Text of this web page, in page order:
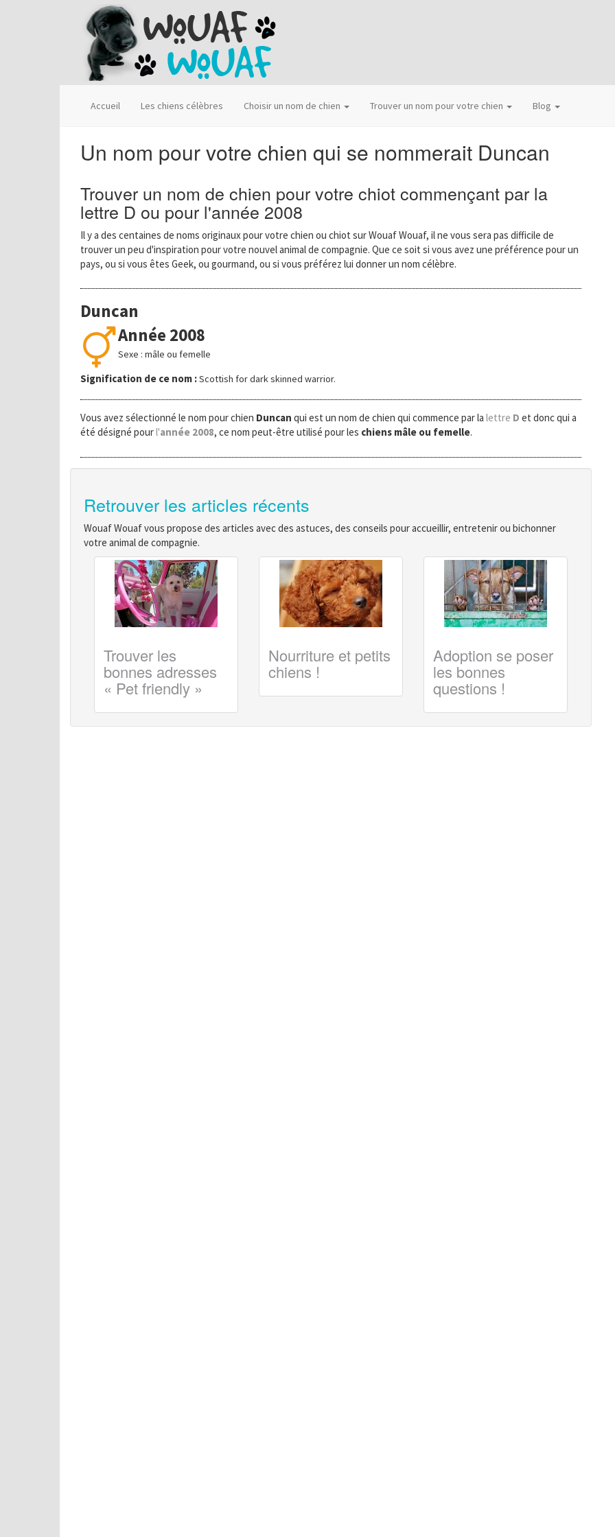
Accueil Les chiens célèbres Choisir un nom de chien Trouver un nom pour votre chien Blog
Un nom pour votre chien qui se nommerait Duncan
Trouver un nom de chien pour votre chiot commençant par la
lettre D ou pour l'année 2008
Il y a des centaines de noms originaux pour votre chien ou chiot sur Wouaf Wouaf, il ne vous sera pas difficile de
trouver un peu d'inspiration pour votre nouvel animal de compagnie. Que ce soit si vous avez une préférence pour un
pays, ou si vous êtes Geek, ou gourmand, ou si vous préférez lui donner un nom célèbre.
Duncan
Année 2008
Sexe : mâle ou femelle
Signification de ce nom :Scottish for dark skinned warrior.
Vous avez sélectionné le nom pour chien Duncan qui est un nom de chien qui commence par la lettre D et donc qui a
été désigné pourl'année 2008, ce nom peut-être utilisé pour les chiens mâle ou femelle.
Retrouver les articles récents
Wouaf Wouaf vous propose des articles avec des astuces, des conseils pour accueillir, entretenir ou bichonner
votre animal de compagnie.
Trouver les
bonnes adresses
« Pet friendly »
Nourriture et petits
chiens !
Adoption se poser
les bonnes
questions !